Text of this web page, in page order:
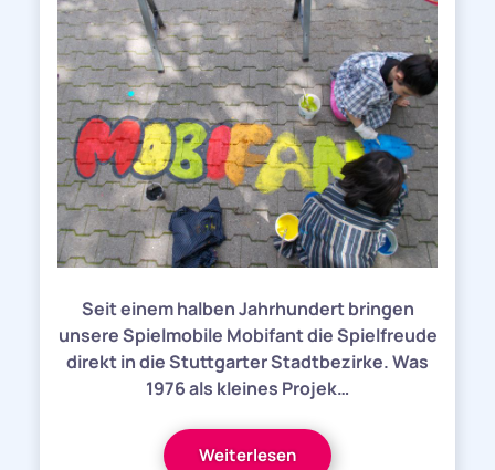
Seit einem halben Jahrhundert bringen
unsere Spielmobile Mobifant die Spielfreude
direkt in die Stuttgarter Stadtbezirke. Was
1976 als kleines Projek…
Weiterlesen